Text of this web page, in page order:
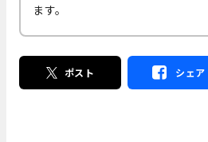
ます。
ポスト シェア